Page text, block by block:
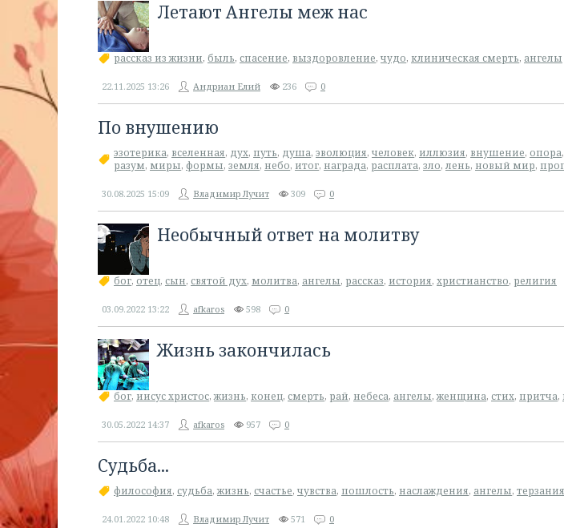
Летают Ангелы меж нас
рассказ из жизни, быль, спасение, выздоровление, чудо, клиническая смерть, ангелы
22.11.2025 13:26 Андриан Елий 236 0
По внушению
эзотерика, вселенная, дух, путь, душа, эволюция, человек, иллюзия, внушение, опора,
разум, миры, формы, земля, небо, итог, награда, расплата, зло, лень, новый мир,
30.08.2025 15:09 Владимир Лучит 309 0
Необычный ответ на молитву
бог, отец, сын, святой дух, молитва, ангелы, рассказ, история, христианство, религия
03.09.2022 13:22 afkaros 598 0
Жизнь закончилась
бог, иисус христос,жизнь, конец, смерть, рай, небеса, ангелы,женщина, стих, притча,
30.05.2022 14:37 afkaros 957 0
Судьба...
философия, судьба,жизнь, счастье, чувства, пошлость, наслаждения, ангелы, терзания
24.01.2022 10:48 Владимир Лучит 571 0